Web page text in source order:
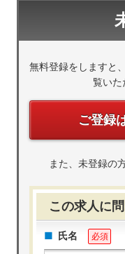
無料登録をしますと
覧いた
ご登録
また、未登録の
この求人に
氏名 必須